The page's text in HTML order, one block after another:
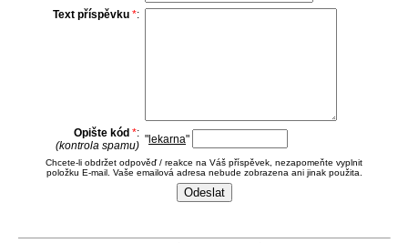
Text příspěvku *:
Opište kód *:
(kontrola spamu) " lekarna"
Chcete-li obdržet odpověď / reakce na Váš příspěvek, nezapomeňte vyplnit
položku E-mail. Vaše emailová adresa nebude zobrazena ani jinak použita.